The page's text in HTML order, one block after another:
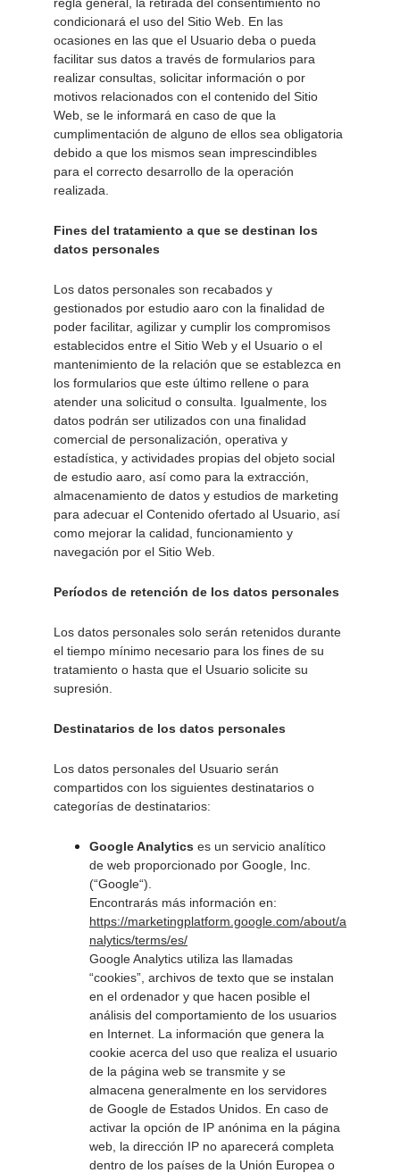
condicionará el uso del Sitio Web. En las
ocasiones en las que el Usuario deba o pueda
facilitar sus datos a través de formularios para
realizar consultas, solicitar información o por
motivos relacionados con el contenido del Sitio
Web, se le informará en caso de que la
cumplimentación de alguno de ellos sea obligatoria
debido a que los mismos sean imprescindibles
para el correcto desarrollo de la operación
realizada.
Fines del tratamiento a que se destinan los
datos personales
Los datos personales son recabados y
gestionados por estudio aaro con la finalidad de
poder facilitar, agilizar y cumplir los compromisos
establecidos entre el Sitio Web y el Usuario o el
mantenimiento de la relación que se establezca en
los formularios que este último rellene o para
atender una solicitud o consulta. Igualmente, los
datos podrán ser utilizados con una finalidad
comercial de personalización, operativa y
estadística, y actividades propias del objeto social
de estudio aaro, así como para la extracción,
almacenamiento de datos y estudios de marketing
para adecuar el Contenido ofertado al Usuario, así
como mejorar la calidad, funcionamiento y
navegación por el Sitio Web.
Períodos de retención de los datos personales
Los datos personales solo serán retenidos durante
el tiempo mínimo necesario para los fines de su
tratamiento o hasta que el Usuario solicite su
supresión.
Destinatarios de los datos personales
Los datos personales del Usuario serán
compartidos con los siguientes destinatarios o
categorías de destinatarios:
Google Analytics es un servicio analítico
de web proporcionado por Google, Inc.
(“Google“).
Encontrarás más información en:
https://marketingplatform.google.com/about/a
nalytics/terms/es/
Google Analytics utiliza las llamadas
“cookies”, archivos de texto que se instalan
en el ordenador y que hacen posible el
análisis del comportamiento de los usuarios
en Internet. La información que genera la
cookie acerca del uso que realiza el usuario
de la página web se transmite y se
almacena generalmente en los servidores
de Google de Estados Unidos. En caso de
activar la opción de IP anónima en la página
web, la dirección IP no aparecerá completa
dentro de los países de la Unión Europea o